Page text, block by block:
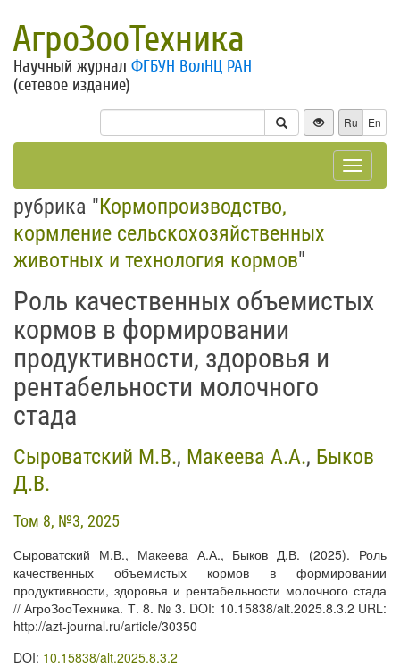
АгроЗооТехника
Научный журнал ФГБУН ВолНЦ РАН
(сетевое издание)
Ru En
Toggle
рубрика "Кормопроизводство,
кормление сельскохозяйственных
животных и технология кормов"
Роль качественных объемистых
кормов в формировании
продуктивности, здоровья и
рентабельности молочного
стада
Сыроватский М.В., Макеева А.А., Быков
Д.В.
Том 8, №3, 2025
Сыроватский М.В., Макеева А.А., Быков Д.В. (2025). Роль
качественных объемистых кормов в формировании
продуктивности, здоровья и рентабельности молочного стада
// АгроЗооТехника. Т. 8. № 3. DOI: 10.15838/alt.2025.8.3.2 URL:
http://azt-journal.ru/article/30350
DOI: 10.15838/alt.2025.8.3.2